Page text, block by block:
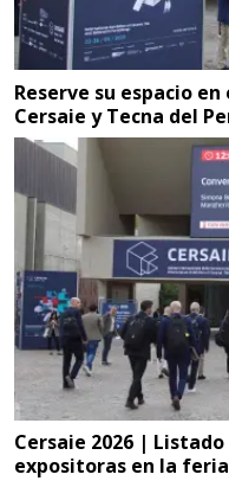
Reserve su espacio
Cersaie y Tecna del
Cersaie 2026 |
expositoras en la